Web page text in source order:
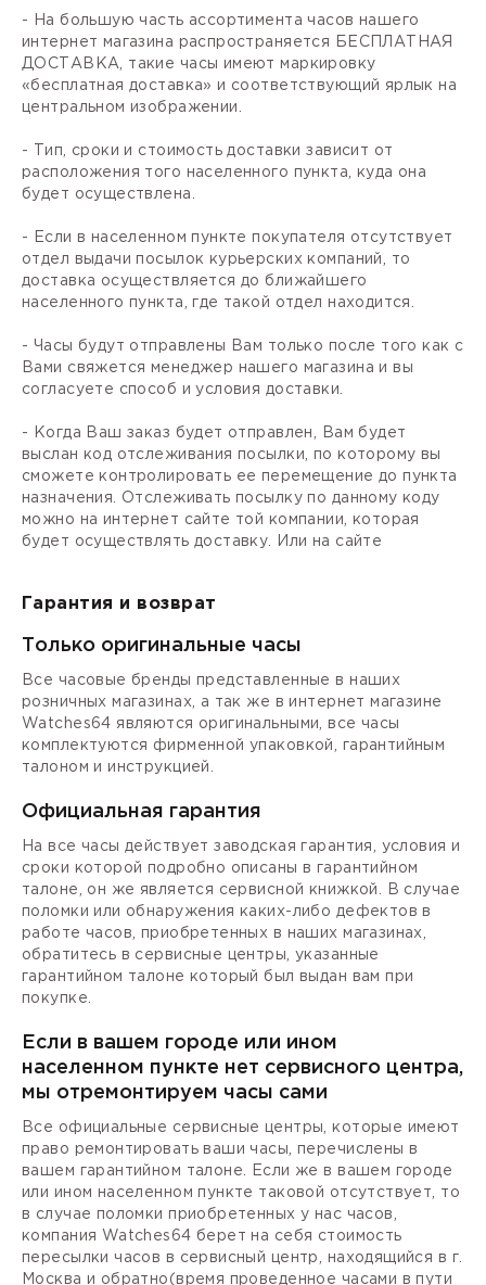
- На большую часть ассортимента часов нашего
интернет магазина распространяется БЕСПЛАТНАЯ
ДОСТАВКА, такие часы имеют маркировку
«бесплатная доставка» и соответствующий ярлык на
центральном изображении.
- Тип, сроки и стоимость доставки зависит от
расположения того населенного пункта, куда она
будет осуществлена.
- Если в населенном пункте покупателя отсутствует
отдел выдачи посылок курьерских компаний, то
доставка осуществляется до ближайшего
населенного пункта, где такой отдел находится.
- Часы будут отправлены Вам только после того как с
Вами свяжется менеджер нашего магазина и вы
согласуете способ и условия доставки.
- Когда Ваш заказ будет отправлен, Вам будет
выслан код отслеживания посылки, по которому вы
сможете контролировать ее перемещение до пункта
назначения. Отслеживать посылку по данному коду
можно на интернет сайте той компании, которая
будет осуществлять доставку. Или на сайте
Гарантия и возврат
Только оригинальные часы
Все часовые бренды представленные в наших
розничных магазинах, а так же в интернет магазине
Watches64 являются оригинальными, все часы
комплектуются фирменной упаковкой, гарантийным
талоном и инструкцией.
Официальная гарантия
На все часы действует заводская гарантия, условия и
сроки которой подробно описаны в гарантийном
талоне, он же является сервисной книжкой. В случае
поломки или обнаружения каких-либо дефектов в
работе часов, приобретенных в наших магазинах,
обратитесь в сервисные центры, указанные
гарантийном талоне который был выдан вам при
покупке.
Если в вашем городе или ином
населенном пункте нет сервисного центра,
мы отремонтируем часы сами
Все официальные сервисные центры, которые имеют
право ремонтировать ваши часы, перечислены в
вашем гарантийном талоне. Если же в вашем городе
или ином населенном пункте таковой отсутствует, то
в случае поломки приобретенных у нас часов,
компания Watches64 берет на себя стоимость
пересылки часов в сервисный центр, находящийся в г.
Москва и обратно(время проведенное часами в пути